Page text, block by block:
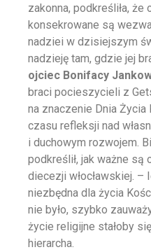
zakonna, podkreśliła, że
konsekrowane są
nadziei w dzisiejszym
nadzieję tam, gdzie jej
ojciec Bonifacy
braci pocieszycieli z
na znaczenie Dnia Życia
czasu refleksji nad
i duchowym rozwojem.
podkreślił, jak ważne
diecezji włocławskiej. –
niezbędna dla życia
nie było, szybko
życie religijne stałoby
hierarcha.